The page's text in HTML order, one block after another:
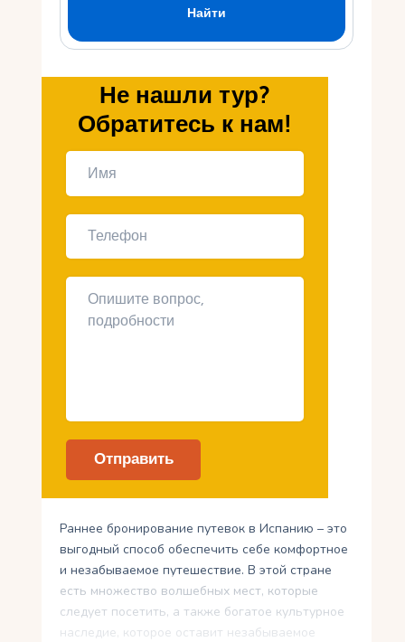
Не нашли тур?
Обратитесь к нам!
Раннее бронирование путевок в Испанию – это
выгодный способ обеспечить себе комфортное
и незабываемое путешествие. В этой стране
есть множество волшебных мест, которые
следует посетить, а также богатое культурное
наследие, которое оставит незабываемое